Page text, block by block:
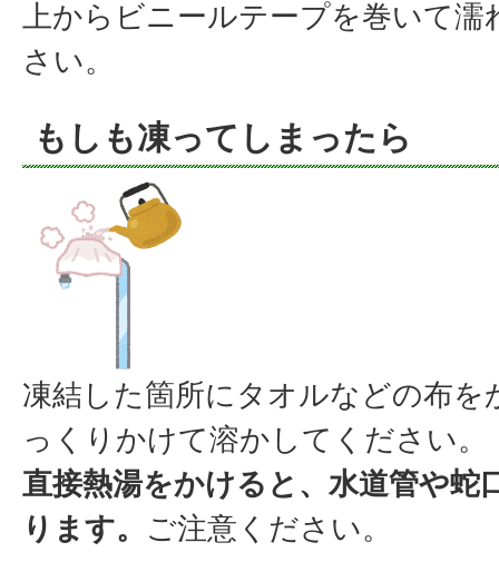
上からビニールテープを巻いて
さい。
もしも凍ってしまったら
凍結した箇所にタオルなどの布
っくりかけて溶かしてください。
直接熱湯をかけると、水道管や蛇
ります。 ご注意ください。